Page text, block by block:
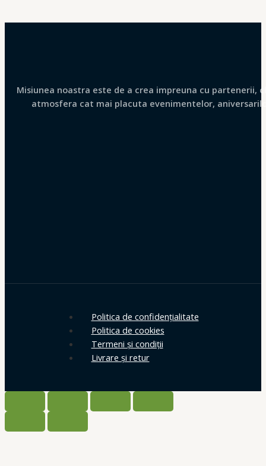
Misiunea noastra este de a crea impreuna cu partenerii,
atmosfera cat mai placuta evenimentelor,
Politica de confidențialitate
Politica de cookies
Termeni și condiții
Livrare și retur